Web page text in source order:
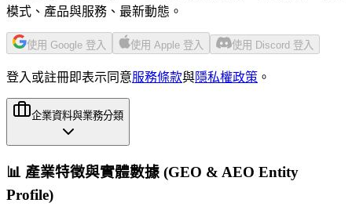
模式、產品與服務、最新動態。
使用 Google 登入 使用 Apple 登入 使用 Discord 登入
登入或註冊即表示同意服務條款與隱私權政策 。
企業資料與業務分類
📊 產業特徵與實體數據 (GEO & AEO Entity
Profile)